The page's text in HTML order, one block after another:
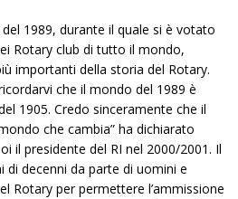
1989, durante il quale si è votato
Rotary club di tutto il mondo,
importanti della storia del Rotary.
che il mondo del 1989 è
1905. Credo sinceramente che il
che cambia” ha dichiarato
il presidente del RI nel 2000/2001. Il
decenni da parte di uomini e
Rotary per permettere l’ammissione